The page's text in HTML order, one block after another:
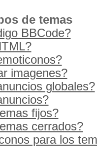
de temas
BBCode?
imagenes?
globales?
fijos?
cerrados?
para los